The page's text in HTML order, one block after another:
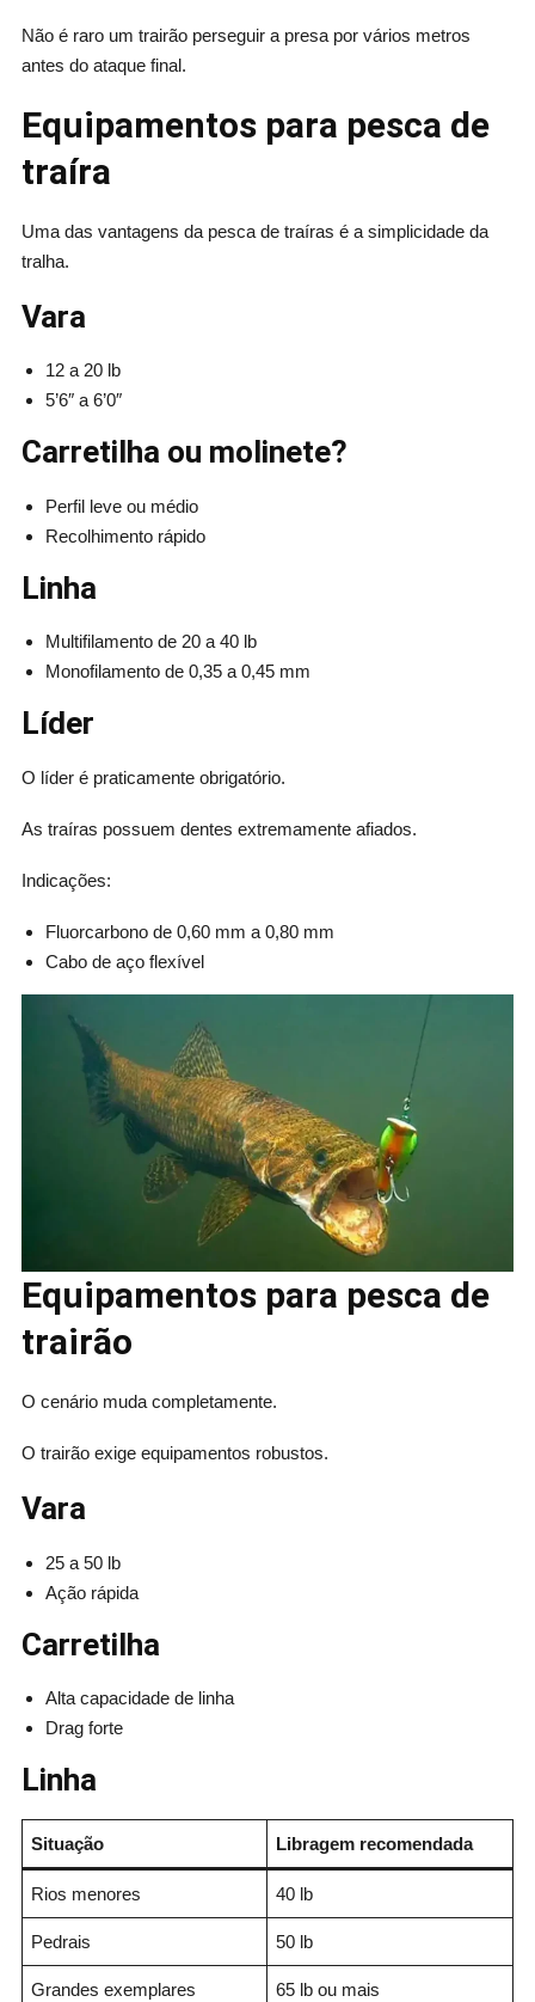
Não é raro um trairão perseguir a presa por vários metros
antes do ataque final.
Equipamentos para pesca de
traíra
Uma das vantagens da pesca de traíras é a simplicidade da
tralha.
Vara
12 a 20 lb
5’6″ a 6’0″
Carretilha ou molinete?
Perfil leve ou médio
Recolhimento rápido
Linha
Multifilamento de 20 a 40 lb
Monofilamento de 0,35 a 0,45 mm
Líder
O líder é praticamente obrigatório.
As traíras possuem dentes extremamente afiados.
Indicações:
Fluorcarbono de 0,60 mm a 0,80 mm
Cabo de aço flexível
Equipamentos para pesca de
trairão
O cenário muda completamente.
O trairão exige equipamentos robustos.
Vara
25 a 50 lb
Ação rápida
Carretilha
Alta capacidade de linha
Drag forte
Linha
Situação Libragem recomendada
Rios menores 40 lb
Pedrais 50 lb
Grandes exemplares 65 lb ou mais